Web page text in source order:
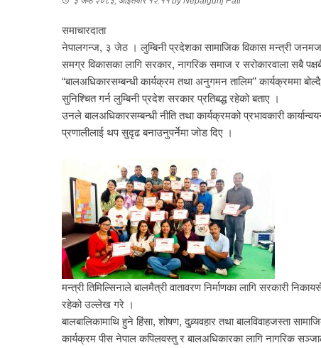
समाचारदाता
नेपालगन्ज, ३ जेठ । लुम्बिनी प्रदेशका सामाजिक विकास मन्त्री जनमजय
समग्र विकासका लागि सरकार, नागरिक समाज र सरोकारवाला सबै
“बालअधिकारसम्बन्धी कार्यक्रम तथा अनुगमन तालिम” कार्यक्रममा बोल्दै
सुनिश्चित गर्न लुम्बिनी प्रदेश सरकार प्रतिबद्ध रहेको बताए ।
उनले बालअधिकारसम्बन्धी नीति तथा कार्यक्रमको प्रभावकारी
प्रणालीलाई थप सुदृढ बनाउनुपर्नेमा जोड दिए ।
मन्त्री तिमिल्सिनाले बालमैत्री वातावरण निर्माणका लागि सरकारी
रहेको उल्लेख गरे ।
बालबालिकामाथि हुने हिंसा, शोषण, दुव्र्यवहार तथा बालविवाहजस्ता
कार्यक्रम पीस नेपाल कपिलवस्तु र बालअधिकारका लागि नागरिक